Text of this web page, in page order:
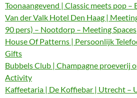
Toonaangevend | Classic meets pop
Van der Valk Hotel Den Haag |
90 pers) – Nootdorp – Meeting Spaces
House Of Patterns | Persoonlijk
Gifts
Bubbels Club | Champagne proeverij
Activity
Kaffeetaria | De Koffiebar | Utrecht –